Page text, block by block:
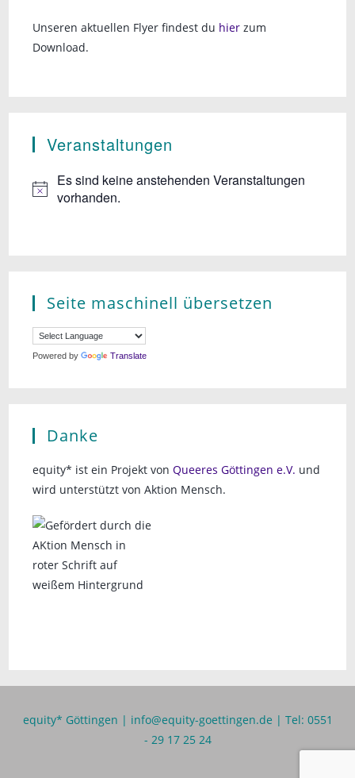
Unseren aktuellen Flyer findest du hier zum
Download.
Veranstaltungen
Es sind keine anstehenden Veranstaltungen
vorhanden.
Seite maschinell übersetzen
Powered by Translate
Danke
equity* ist ein Projekt vonQueeres Göttingen e.V. und
wird unterstützt von Aktion Mensch.
equity* Göttingen | info@equity-goettingen.de | Tel: 0551
- 29 17 25 24